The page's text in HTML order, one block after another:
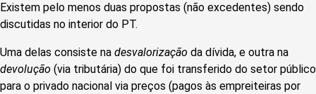
Existem pelo menos duas propostas (não excedentes) sendo
discutidas no interior do PT.
Uma delas consiste na desvalorização da dívida, e outra na
devolução (via tributária) do que foi transferido do setor público
para o privado nacional via preços (pagos às empreiteiras por